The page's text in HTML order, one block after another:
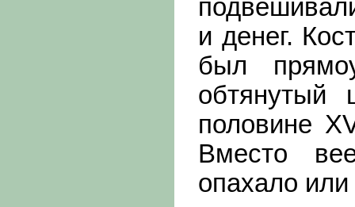
и денег.
был
обтянутый
половине
Вместо
опахало